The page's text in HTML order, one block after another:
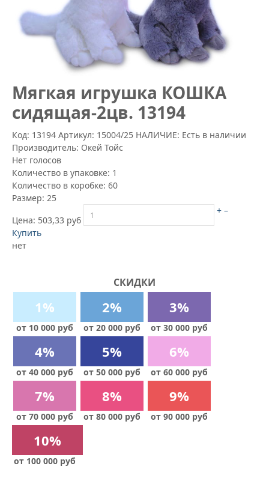
Мягкая игрушка КОШКА
сидящая-2цв. 13194
Код: 13194 Артикул: 15004/25 НАЛИЧИЕ: Есть в наличии
Производитель: Окей Тойс
Нет голосов
Количество в упаковке: 1
Количество в коробке: 60
Размер: 25
Цена: 503,33 руб
+ –
Купить
нет
СКИДКИ
1%
от 10 000 руб
2%
от 20 000 руб
3%
от 30 000 руб
4%
от 40 000 руб
5%
от 50 000 руб
6%
от 60 000 руб
7%
от 70 000 руб
8%
от 80 000 руб
9%
от 90 000 руб
10%
от 100 000 руб